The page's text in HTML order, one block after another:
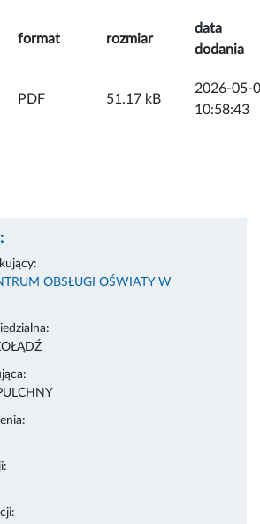
format rozmiar
data
dodania
ZAŁĄCZNIK
PDF 51.17 kB
2026-05-
10:58:43
OBSŁUGI OŚWIATY W